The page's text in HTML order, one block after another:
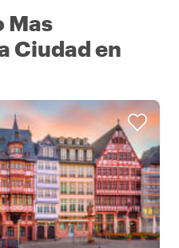
Mas
Ciudad en